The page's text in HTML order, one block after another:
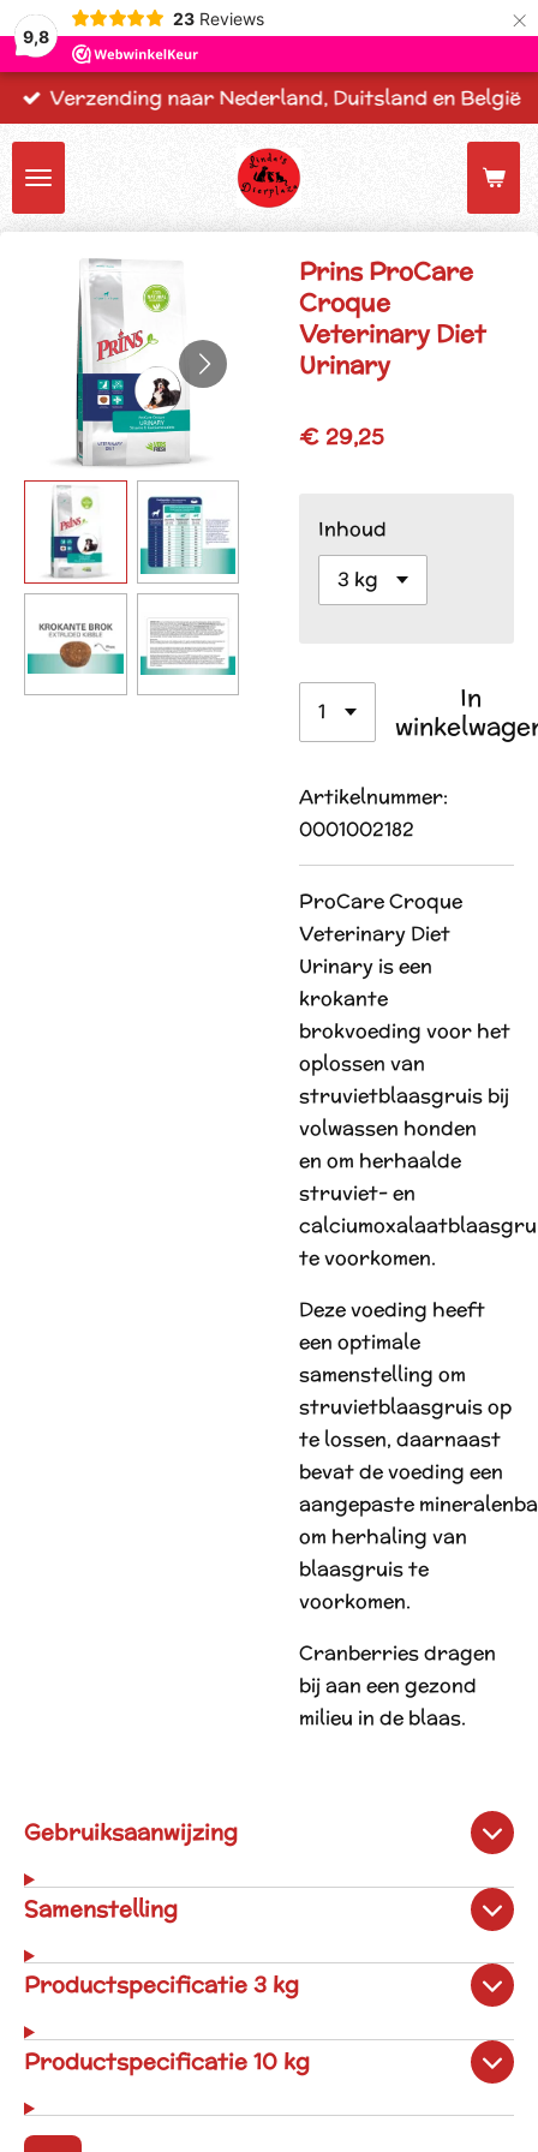
9,8
23 Reviews ×
Verzending naar Nederland, Duitsland en België
Prins ProCare
Croque
Veterinary Diet
Urinary
€ 29,25
Inhoud
In
Artikelnummer:
0001002182
ProCare Croque
Veterinary Diet
Urinary is een
krokante
brokvoeding voor het
oplossen van
struvietblaasgruis bij
volwassen honden
en om herhaalde
struviet- en
te voorkomen.
Deze voeding heeft
een optimale
samenstelling om
struvietblaasgruis op
te lossen, daarnaast
bevat de voeding een
aangepaste
om herhaling van
blaasgruis te
voorkomen.
Cranberries dragen
bij aan een gezond
milieu in de blaas.
Gebruiksaanwijzing
Samenstelling
Productspecificatie 3 kg
Productspecificatie 10 kg